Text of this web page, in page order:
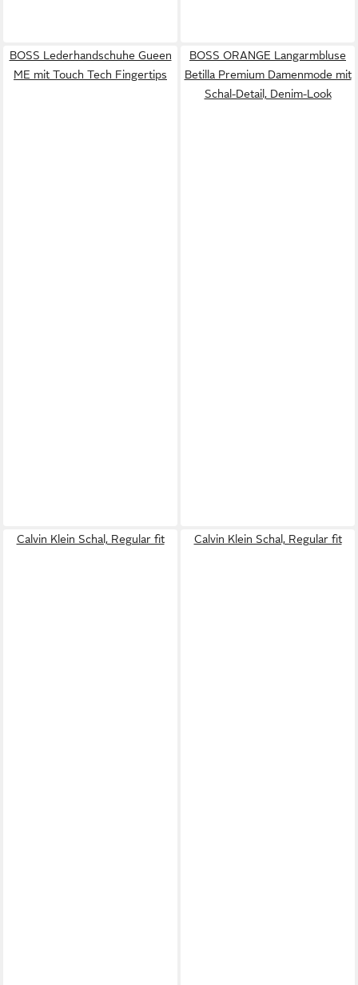
BOSS Lederhandschuhe Gueen
ME mit Touch Tech Fingertips
BOSS ORANGE Langarmbluse
Betilla Premium Damenmode mit
Schal-Detail, Denim-Look
Calvin Klein Schal, Regular fit Calvin Klein Schal, Regular fit